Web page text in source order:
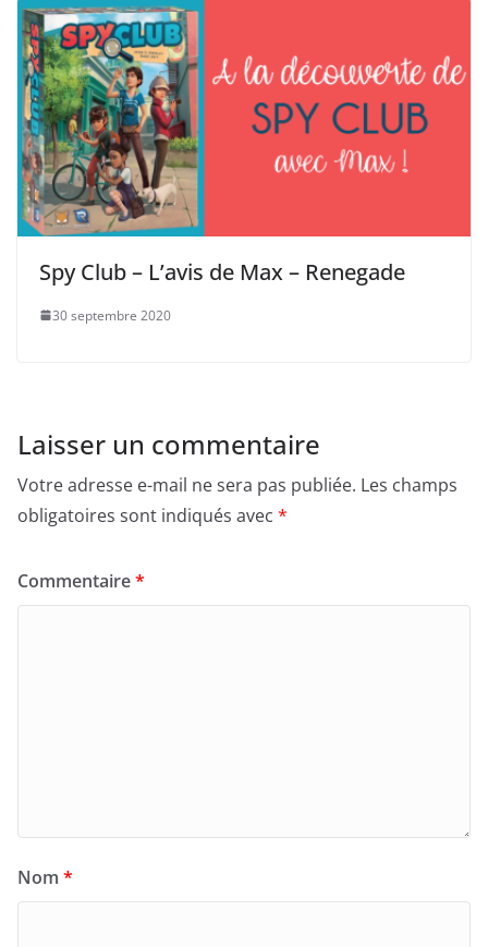
Spy Club – L’avis de Max – Renegade
30 septembre 2020
Laisser un commentaire
Votre adresse e-mail ne sera pas publiée. Les champs
obligatoires sont indiqués avec *
Commentaire*
Nom *